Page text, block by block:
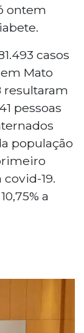
ontem
casos
Mato
resultaram
pessoas
população
19.
a